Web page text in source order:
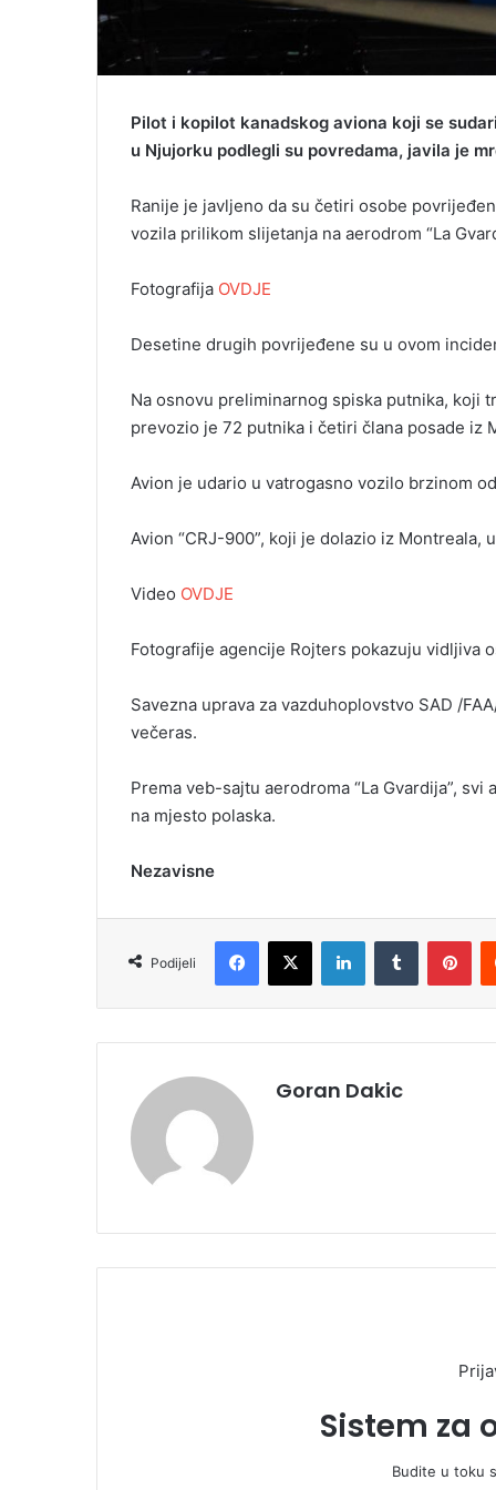
Pilot i kopilot kanadskog aviona koji se
u Njujorku podlegli su povredama, javila je
Ranije je javljeno da su četiri osobe
vozila prilikom slijetanja na aerodrom “La
Fotografija OVDJE
Desetine drugih povrijeđene su u ovom
Na osnovu preliminarnog spiska putnika, koji
prevozio je 72 putnika i četiri člana posade iz
Avion je udario u vatrogasno vozilo brzinom
Avion “CRЈ-900”, koji je dolazio iz
Video OVDJE
Fotografije agencije Rojters pokazuju vidljiva
Savezna uprava za vazduhoplovstvo SAD /
večeras.
Prema veb-sajtu aerodroma “La Gvardija”,
na mjesto polaska.
Nezavisne
Podijeli
Goran Dakic
Sistem za
Budite u toku